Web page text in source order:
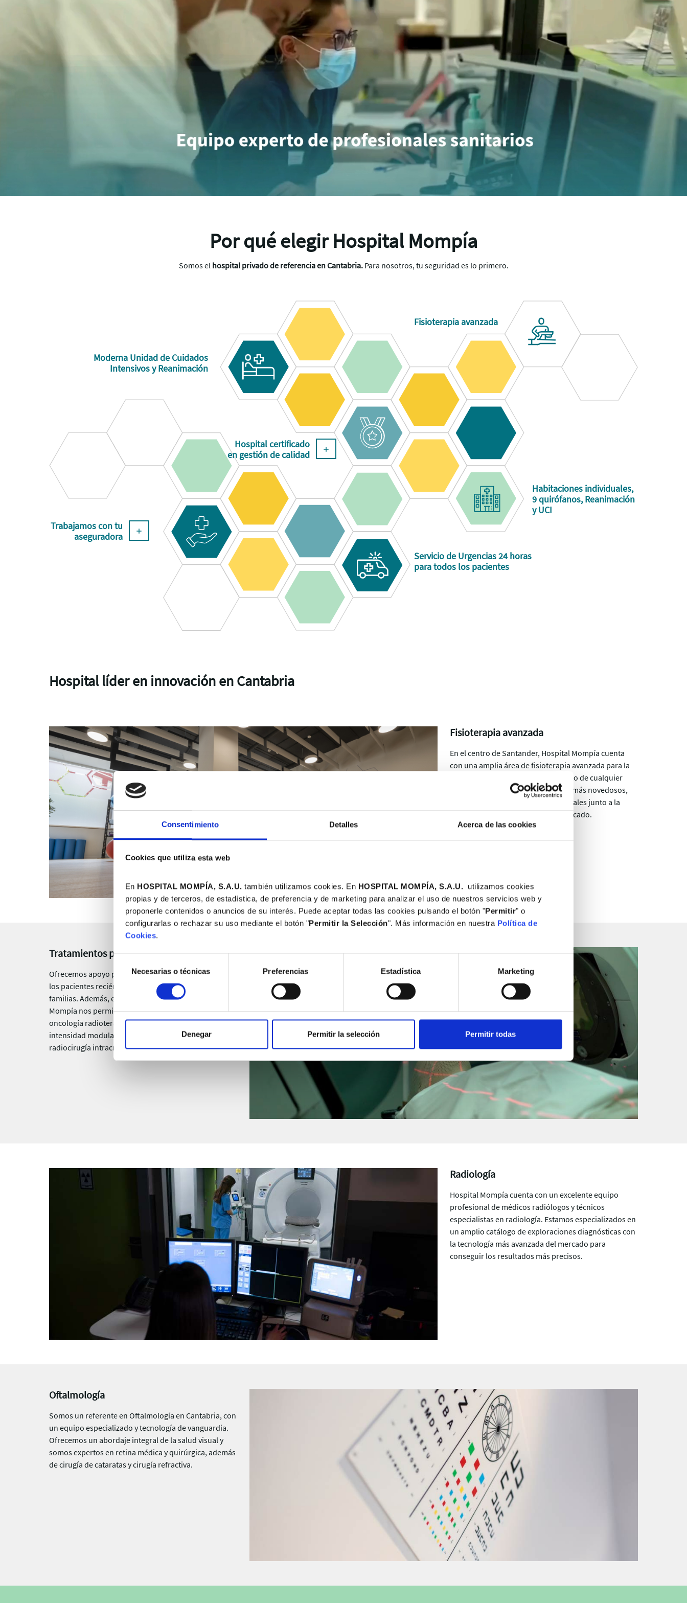
Consentimiento Detalles Acerca de las cookies
Cookies que utiliza esta web
En HOSPITAL MOMPÍA, S.A.U. también utilizamos cookies. En HOSPITAL MOMPÍA, S.A.U. utilizamos cookies
propias y de terceros, de estadística, de preferencia y de marketing para analizar el uso de nuestros servicios web y
proponerle contenidos o anuncios de su interés. Puede aceptar todas las cookies pulsando el botón "Permitir" o
configurarlas o rechazar su uso mediante el botón "Permitir la Selección". Más información en nuestra Política de
Cookies.
Selección
de
consentimiento
Necesarias o técnicas Preferencias Estadística Marketing
Denegar Permitir la selección Permitir todas
Por qué elegir Hospital Mompía
Somos el hospital privado de referencia en Cantabria.Para nosotros, tu seguridad es lo primero.
Moderna Unidad de Cuidados
Intensivos y Reanimación
Hospital certificado
en gestión de calidad
Trabajamos con tu
aseguradora
Servicio de Urgencias 24 horas
para todos los pacientes
Fisioterapia avanzada
Habitaciones individuales,
9 quirófanos, Reanimación
y UCI
Hospital líder en innovación en Cantabria
Fisioterapia avanzada
En el centro de Santander, Hospital Mompía cuenta
con una amplia área de fisioterapia avanzada para la
exploración, valoración y tratamiento de cualquier
patología. Empleamos los métodos más novedosos,
uniendo tecnología y técnicas manuales junto a la
supervisión del personal más cualificado.
Tratamientos para el cáncer
Ofrecemos apoyo psicológico, social e informativo a
los pacientes recién diagnosticados de cáncer y sus
familias. Además, el acelerador lineal del Hospital
Mompía nos permite realizar las técnicas de la
oncología radioterápica actual como la arcoterapia de
intensidad modulada, la radioterapia ablativa o la
radiocirugía intracraneal en una única sesión.
Radiología
Hospital Mompía cuenta con un excelente equipo
profesional de médicos radiólogos y técnicos
especialistas en radiología. Estamos especializados en
un amplio catálogo de exploraciones diagnósticas con
la tecnología más avanzada del mercado para
conseguir los resultados más precisos.
Oftalmología
Somos un referente en Oftalmología en Cantabria, con
un equipo especializado y tecnología de vanguardia.
Ofrecemos un abordaje integral de la salud visual y
somos expertos en retina médica y quirúrgica, además
de cirugía de cataratas y cirugía refractiva.